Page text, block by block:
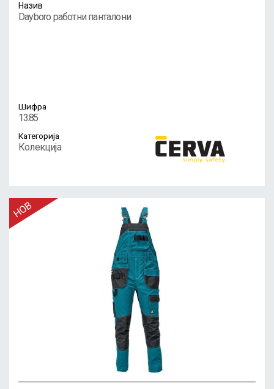
Назив
Dayboro работни панталони
Шифра
13.85
Категорија
Колекција